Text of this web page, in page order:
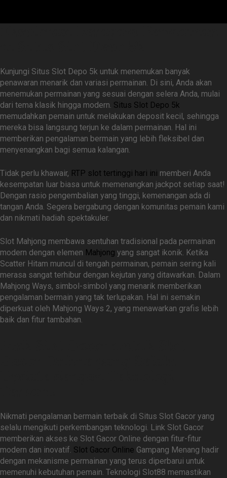
Kunjungi Situs Slot Depo 5k untuk menemukan banyak
penawaran menarik dan variasi permainan. Di sini, Anda akan
menemukan permainan yang sesuai dengan selera Anda, mulai
dari tema klasik hingga modern. Situs Slot Depo 5k
memudahkan pemain untuk melakukan deposit kecil, sehingga
mereka bisa langsung terjun ke dalam permainan. Hal ini
memberikan pengalaman bermain yang lebih fleksibel dan
menyenangkan bagi semua kalangan.
Tidak perlu khawair, RTP slot tertinggi hari ini memberi Anda
kesempatan luar biasa untuk memenangkan jackpot setiap saat!
Dengan rasio pengembalian yang tinggi, kemenangan ada di
tangan Anda. Segera bergabung dengan komunitas pemain kami
dan nikmati hadiah spektakuler.
Slot Mahjong membawa sentuhan tradisional pada permainan
modern dengan elemen Mahjong yang sangat ikonik. Ketika
Scatter Hitam muncul di tengah permainan, pemain sering kali
merasa sangat terhibur dengan kejutan yang ditawarkan. Dalam
Mahjong Ways, simbol-simbol yang menarik memberikan
pengalaman bermain yang tak terlupakan. Hal ini semakin
diperkuat oleh Mahjong Ways 2, yang menawarkan grafis lebih
baik dan fitur tambahan.
Nikmati pengalaman bermain terbaik di Situs Slot Gacor yang
selalu mengikuti perkembangan teknologi. Link Slot Gacor
memberikan akses ke Slot Gacor Online dengan fitur-fitur
modern dan inovatif. Slot Gacor Online Gampang Menang hadir
dengan mekanisme permainan yang terus diperbarui untuk
memenuhi kebutuhan pemain. Teknologi Slot88 memastikan